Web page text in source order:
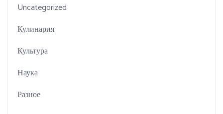
Uncategorized
Кулинария
Культура
Наука
Разное